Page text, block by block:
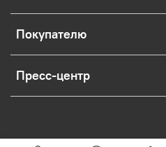
Покупателю
Пресс-центр